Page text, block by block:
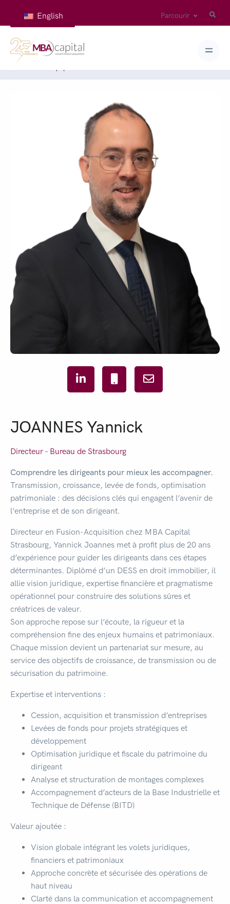
English Parcourir
JOANNES Yannick
Directeur - Bureau de Strasbourg
Comprendre les dirigeants pour mieux les accompagner.
Transmission, croissance, levée de fonds, optimisation
patrimoniale : des décisions clés qui engagent l’avenir de
l’entreprise et de son dirigeant.
Directeur en Fusion-Acquisition chez MBA Capital
Strasbourg, Yannick Joannes met à profit plus de 20 ans
d’expérience pour guider les dirigeants dans ces étapes
déterminantes. Diplômé d’un DESS en droit immobilier, il
allie vision juridique, expertise financière et pragmatisme
opérationnel pour construire des solutions sûres et
créatrices de valeur.
Son approche repose sur l’écoute, la rigueur et la
compréhension fine des enjeux humains et patrimoniaux.
Chaque mission devient un partenariat sur mesure, au
service des objectifs de croissance, de transmission ou de
sécurisation du patrimoine.
Expertise et interventions :
Cession, acquisition et transmission d’entreprises
Levées de fonds pour projets stratégiques et
développement
Optimisation juridique et fiscale du patrimoine du
dirigeant
Analyse et structuration de montages complexes
Accompagnement d’acteurs de la Base Industrielle et
Technique de Défense (BITD)
Valeur ajoutée :
Vision globale intégrant les volets juridiques,
financiers et patrimoniaux
Approche concrète et sécurisée des opérations de
haut niveau
Clarté dans la communication et accompagnement